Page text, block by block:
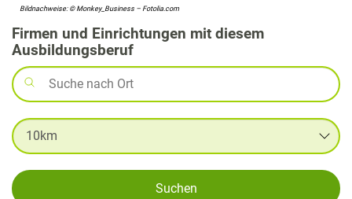
Bildnachweise: © Monkey_Business – Fotolia.com
Firmen und Einrichtungen mit diesem
Ausbildungsberuf
Suchen